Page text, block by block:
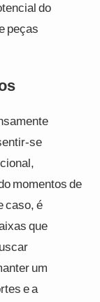
do
peças
se
momentos de
caso, é
que
um
e a